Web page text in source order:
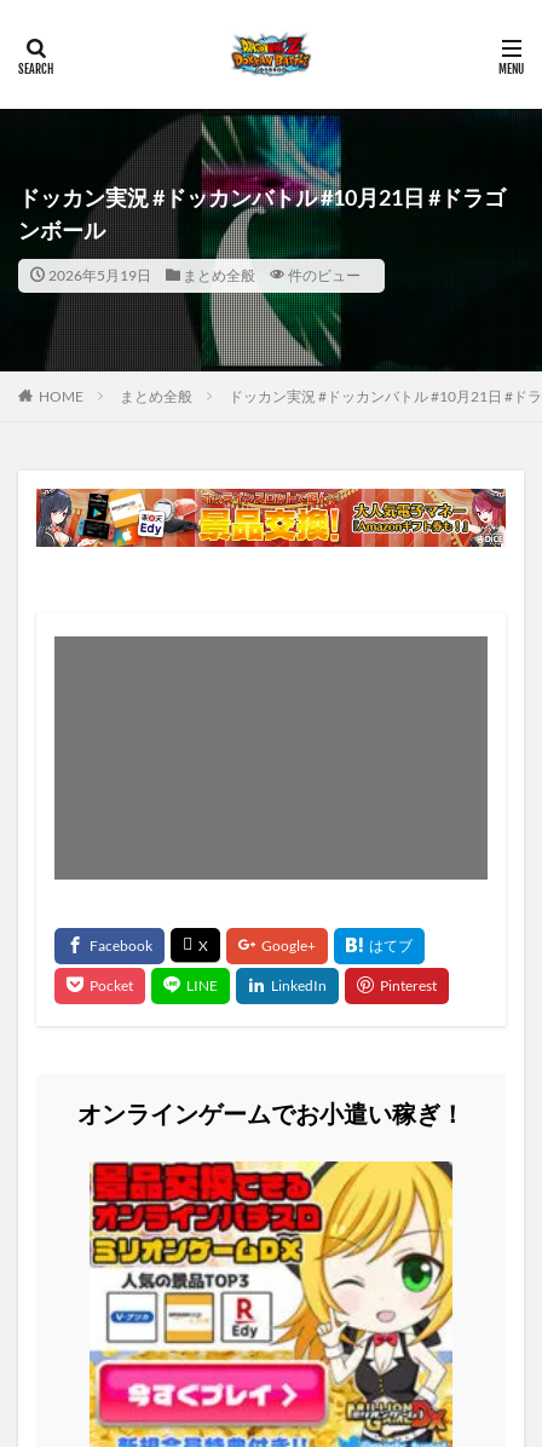
ドッカン実況 #ドッカンバトル #10月21日 #ドラゴ
ンボール
2026年5月19日 まとめ全般 件のビュー
HOME まとめ全般 ドッカン実況 #ドッカンバトル #10月21日 #ド
オンラインゲームでお小遣い稼ぎ！